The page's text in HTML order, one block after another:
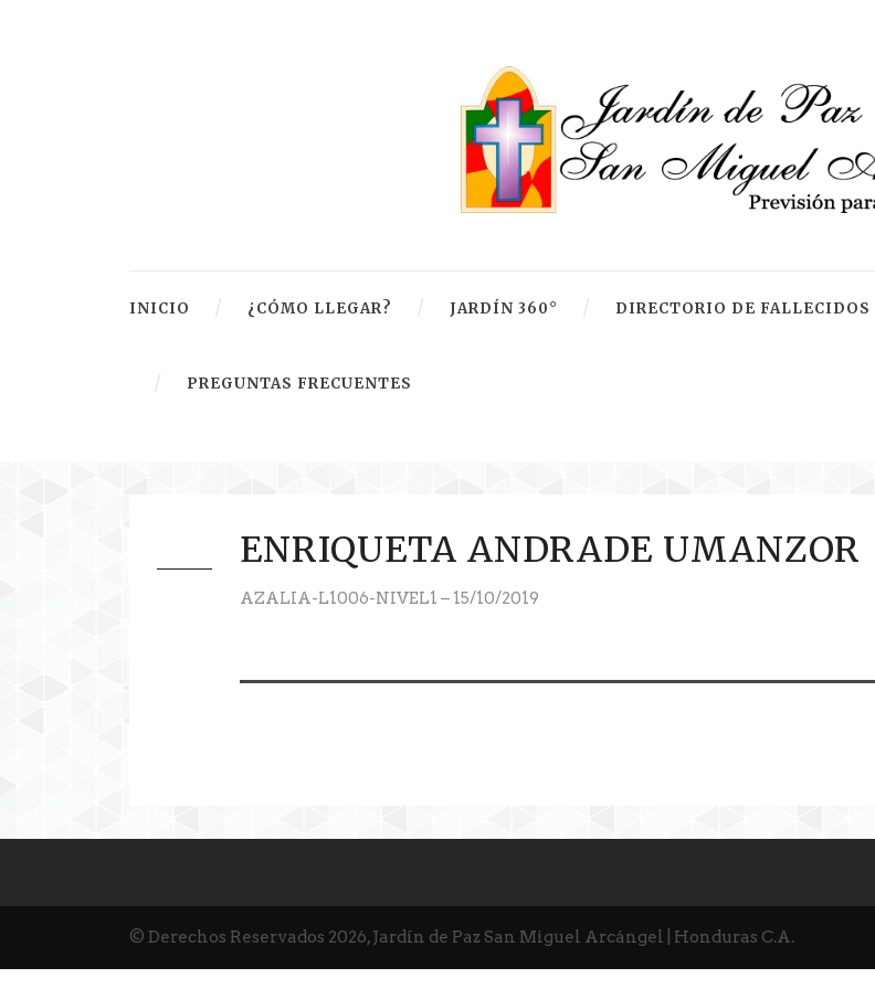
INICIO ¿CÓMO LLEGAR? JARDÍN 360° DIRECTORIO DE FALLECIDOS
PREGUNTAS FRECUENTES
ENRIQUETA ANDRADE UMANZOR
AZALIA-L1006-NIVEL1 – 15/10/2019
© Derechos Reservados 2026, Jardín de Paz San Miguel Arcángel | Honduras C.A.